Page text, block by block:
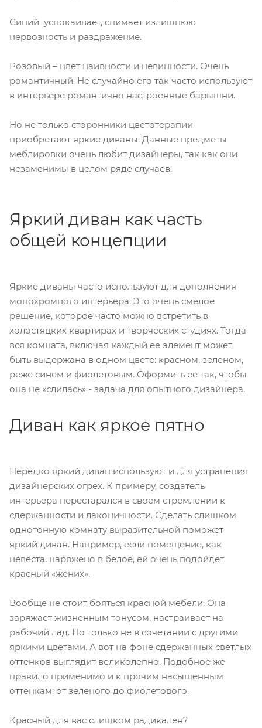
Синий успокаивает, снимает излишнюю
нервозность и раздражение.
Розовый – цвет наивности и невинности. Очень
романтичный. Не случайно его так часто используют
в интерьере романтично настроенные барышни.
Но не только сторонники цветотерапии
приобретают яркие диваны. Данные предметы
меблировки очень любит дизайнеры, так как они
незаменимы в целом ряде случаев.
Яркий диван как часть
общей концепции
Яркие диваны часто используют для дополнения
монохромного интерьера. Это очень смелое
решение, которое часто можно встретить в
холостяцких квартирах и творческих студиях. Тогда
вся комната, включая каждый ее элемент может
быть выдержана в одном цвете: красном, зеленом,
реже синем и фиолетовым. Оформить ее так, чтобы
она не «слилась» - задача для опытного дизайнера.
Диван как яркое пятно
Нередко яркий диван используют и для устранения
дизайнерских огрех. К примеру, создатель
интерьера перестарался в своем стремлении к
сдержанности и лаконичности. Сделать слишком
однотонную комнату выразительной поможет
яркий диван. Например, если помещение, как
невеста, наряжено в белое, ей очень подойдет
красный «жених».
Вообще не стоит бояться красной мебели. Она
заряжает жизненным тонусом, настраивает на
рабочий лад. Но только не в сочетании с другими
яркими цветами. А вот на фоне сдержанных светлых
оттенков выглядит великолепно. Подобное же
правило применимо и к прочим насыщенным
оттенкам: от зеленого до фиолетового.
Красный для вас слишком радикален?